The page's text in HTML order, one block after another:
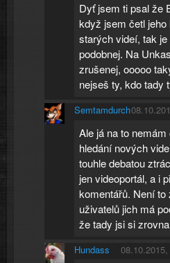
Dyť jsem ti psal že
když jsem četl
starých videí, tak
podobnej. Na
zrušenej, ooooo
nejseš ty, kdo tady
Semtamdurch
Ale já na to
hledání nových
touhle debatou
jen videoportál, a i
komentářů. Není to
uživatelů jich má
že tady jsi si
Hundass